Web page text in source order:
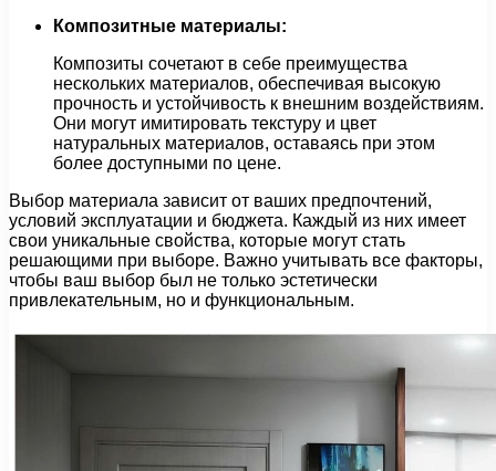
Композитные материалы:
Композиты сочетают в себе преимущества
нескольких материалов, обеспечивая высокую
прочность и устойчивость к внешним воздействиям.
Они могут имитировать текстуру и цвет
натуральных материалов, оставаясь при этом
более доступными по цене.
Выбор материала зависит от ваших предпочтений,
условий эксплуатации и бюджета. Каждый из них имеет
свои уникальные свойства, которые могут стать
решающими при выборе. Важно учитывать все факторы,
чтобы ваш выбор был не только эстетически
привлекательным, но и функциональным.